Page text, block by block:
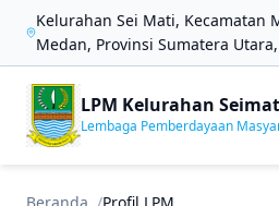
Kelurahan Sei Mati, Kecamatan
Medan, Provinsi Sumatera
LPM Kelurahan
Lembaga Pemberdayaan